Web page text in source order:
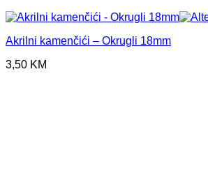
Akrilni kamenčići – Okrugli 18mm
3,50 KM